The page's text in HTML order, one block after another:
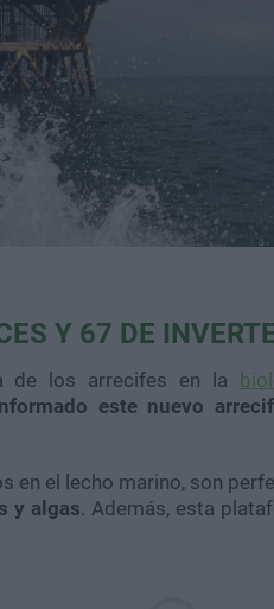
Y 67 DE
de los arrecifes en la
este nuevo
en el lecho marino, son
y algas. Además, esta